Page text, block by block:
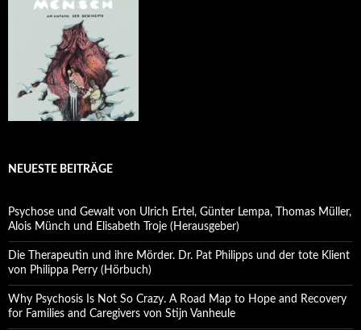
NEUESTE BEITRÄGE
Psychose und Gewalt von Ulrich Ertel, Günter Lempa, Thomas Müller,
Alois Münch und Elisabeth Troje (Herausgeber)
Die Therapeutin und ihre Mörder. Dr. Pat Philipps und der tote Klient
von Philippa Perry (Hörbuch)
Why Psychosis Is Not So Crazy. A Road Map to Hope and Recovery
for Families and Caregivers von Stijn Vanheule